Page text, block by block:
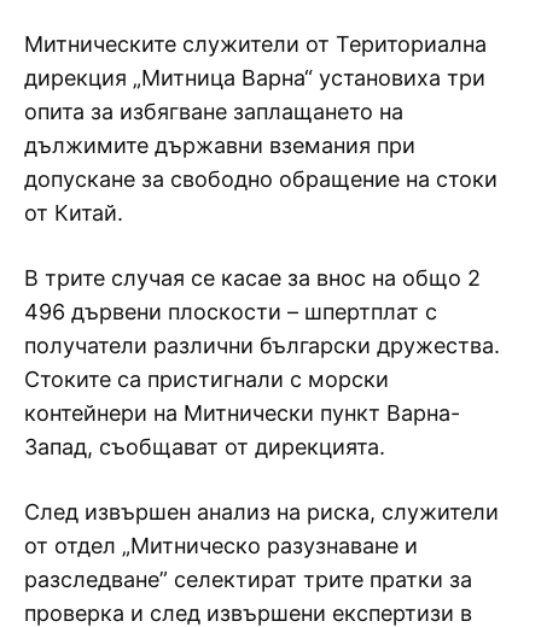
Митническите служители от Териториална
дирекция „Митница Варна“ установиха три
опита за избягване заплащането на
дължимите държавни вземания при
допускане за свободно обращение на стоки
от Китай.
В трите случая се касае за внос на общо 2
496 дървени плоскости – шпертплат с
получатели различни български дружества.
Стоките са пристигнали с морски
контейнери на Митнически пункт Варна-
Запад, съобщават от дирекцията.
След извършен анализ на риска, служители
от отдел „Митническо разузнаване и
разследване” селектират трите пратки за
проверка и след извършени експертизи в